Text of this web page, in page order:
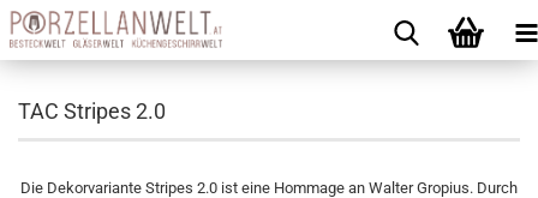
TAC Stripes 2.0
Die Dekorvariante Stripes 2.0 ist eine Hommage an Walter Gropius. Durch